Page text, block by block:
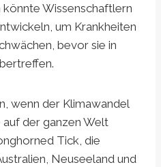
Wissenschaftlern
um Krankheiten
bevor sie in
wenn der Klimawandel
der ganzen Welt
Tick, die
Neuseeland und